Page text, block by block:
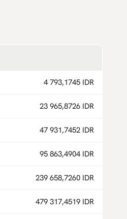
4 793,1745 IDR
23 965,8726 IDR
47 931,7452 IDR
95 863,4904 IDR
239 658,7260 IDR
479 317,4519 IDR